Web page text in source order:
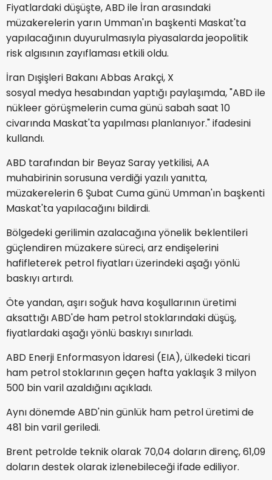
Fiyatlardaki düşüşte, ABD ile İran arasındaki
müzakerelerin yarın Umman'ın başkenti Maskat'ta
yapılacağının duyurulmasıyla piyasalarda jeopolitik
risk algısının zayıflaması etkili oldu.
İran Dışişleri Bakanı Abbas Arakçi, X
sosyal medya hesabından yaptığı paylaşımda, "ABD ile
nükleer görüşmelerin cuma günü sabah saat 10
civarında Maskat'ta yapılması planlanıyor." ifadesini
kullandı.
ABD tarafından bir Beyaz Saray yetkilisi, AA
muhabirinin sorusuna verdiği yazılı yanıtta,
müzakerelerin 6 Şubat Cuma günü Umman'ın başkenti
Maskat'ta yapılacağını bildirdi.
Bölgedeki gerilimin azalacağına yönelik beklentileri
güçlendiren müzakere süreci, arz endişelerini
hafifleterek petrol fiyatları üzerindeki aşağı yönlü
baskıyı artırdı.
Öte yandan, aşırı soğuk hava koşullarının üretimi
aksattığı ABD'de ham petrol stoklarındaki düşüş,
fiyatlardaki aşağı yönlü baskıyı sınırladı.
ABD Enerji Enformasyon İdaresi (EIA), ülkedeki ticari
ham petrol stoklarının geçen hafta yaklaşık 3 milyon
500 bin varil azaldığını açıkladı.
Aynı dönemde ABD'nin günlük ham petrol üretimi de
481 bin varil geriledi.
Brent petrolde teknik olarak 70,04 doların direnç, 61,09
doların destek olarak izlenebileceği ifade ediliyor.​​​​​​​